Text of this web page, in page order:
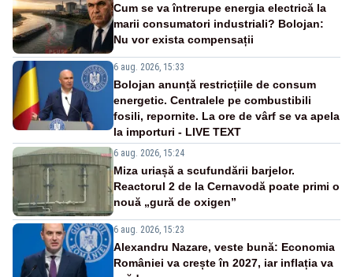
Cum se va întrerupe energia electrică la
marii consumatori industriali? Bolojan:
Nu vor exista compensații
6 aug. 2026, 15:33
Bolojan anunță restricțiile de consum
energetic. Centralele pe combustibili
fosili, repornite. La ore de vârf se va apela
la importuri - LIVE TEXT
6 aug. 2026, 15:24
Miza uriașă a scufundării barjelor.
Reactorul 2 de la Cernavodă poate primi o
nouă „gură de oxigen”
6 aug. 2026, 15:23
Alexandru Nazare, veste bună: Economia
României va crește în 2027, iar inflația va